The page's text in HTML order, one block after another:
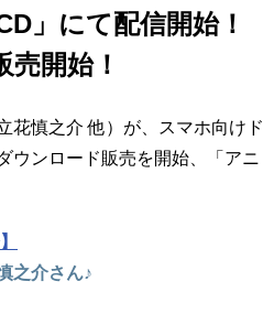
」にて配信開始！
売開始！
花慎之介 他）が、スマホ向けド
ウンロード販売を開始、「アニ
之介さん♪